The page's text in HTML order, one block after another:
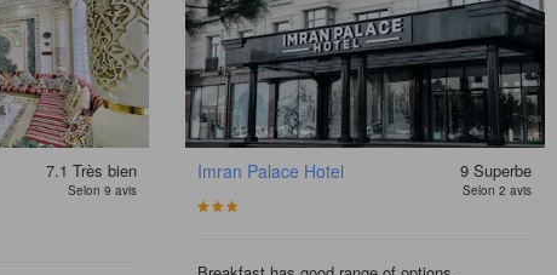
7.1 Très bien
Selon 9 avis
Imran Palace Hotel 9 Superbe
Selon 2 avis